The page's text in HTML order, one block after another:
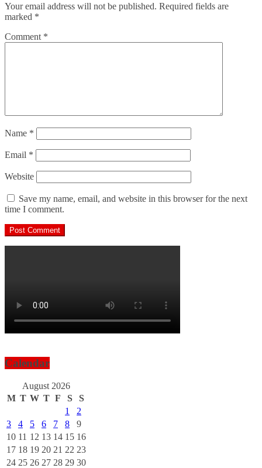
Your email address will not be published. Required fields are
marked *
Comment *
Name *
Email *
Website
Save my name, email, and website in this browser for the next
time I comment.
Calendar
August 2026
M T W T F S
S
1
2
3
4 5 6 7 8
9
10 11 12 13 14 15 16
17 18 19 20 21 22 23
24 25 26 27 28 29 30